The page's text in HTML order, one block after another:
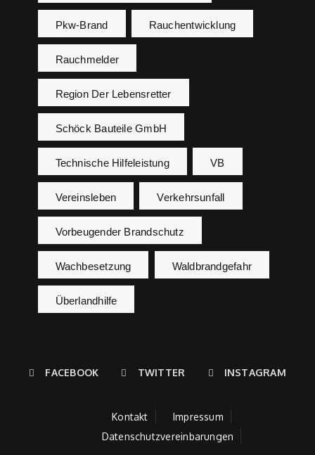
Pkw-Brand Rauchentwicklung
Rauchmelder
Region Der Lebensretter
Schöck Bauteile GmbH
Technische Hilfeleistung VB
Vereinsleben Verkehrsunfall
Vorbeugender Brandschutz
Wachbesetzung Waldbrandgefahr
Überlandhilfe
FACEBOOK TWITTER INSTAGRAM
Kontakt
Impressum
Datenschutzvereinbarungen